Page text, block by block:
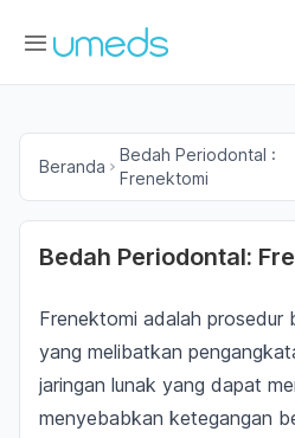
Beranda
Bedah Periodontal :
Frenektomi
Bedah Periodontal:
Frenektomi adalah prosedur
yang melibatkan
jaringan lunak yang dapat
menyebabkan ketegangan